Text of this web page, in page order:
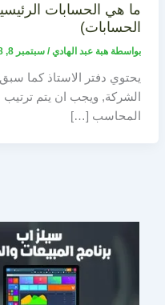
ما هي الحسابات
الحسابات)
بواسطة هبة عبد الهادي/ سبتمبر 8, 2018
يحتوي دفتر الاستاذ كما
الشركة, ويجب ان يتم
المحاسب […]